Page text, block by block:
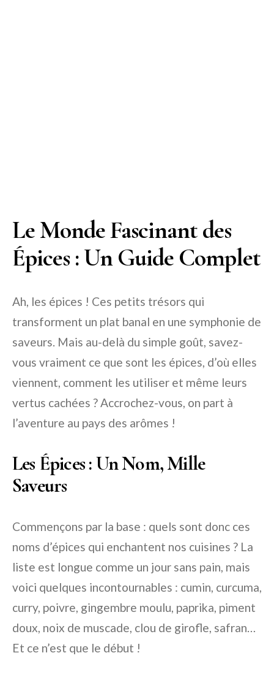
Le Monde Fascinant des
Épices : Un Guide Complet
Ah, les épices ! Ces petits trésors qui
transforment un plat banal en une symphonie de
saveurs. Mais au-delà du simple goût, savez-
vous vraiment ce que sont les épices, d’où elles
viennent, comment les utiliser et même leurs
vertus cachées ? Accrochez-vous, on part à
l’aventure au pays des arômes !
Les Épices : Un Nom, Mille
Saveurs
Commençons par la base : quels sont donc ces
noms d’épices qui enchantent nos cuisines ? La
liste est longue comme un jour sans pain, mais
voici quelques incontournables : cumin, curcuma,
curry, poivre, gingembre moulu, paprika, piment
doux, noix de muscade, clou de girofle, safran…
Et ce n’est que le début !